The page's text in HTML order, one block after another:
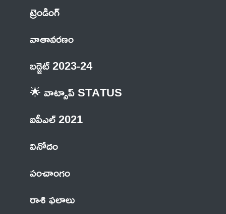
ట్రెండింగ్
వాతావరణం
బడ్జెట్ 2023-24
🌟 వాట్సాప్ STATUS
ఐపీఎల్ 2021
వినోదం
పంచాంగం
రాశి ఫలాలు